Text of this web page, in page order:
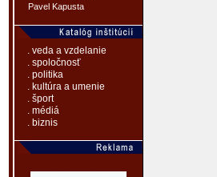
Pavel Kapusta
. veda a vzdelanie
. spoločnosť
. politika
. kultúra a umenie
. šport
. médiá
. biznis